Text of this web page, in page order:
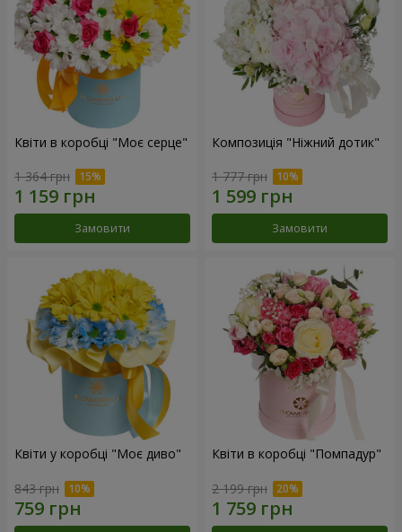
Квіти в коробці "Моє серце"
1 364 грн
Замовити
Композиція "Ніжний дотик"
1 777 грн
Замовити
Квіти у коробці "Моє диво"
843 грн
Квіти в коробці "Помпадур"
2 199 грн